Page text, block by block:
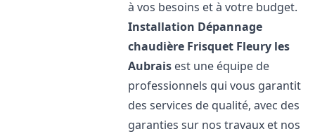
à vos besoins et à votre budget.
Installation Dépannage
chaudière Frisquet Fleury les
Aubrais est une équipe de
professionnels qui vous garantit
des services de qualité, avec des
garanties sur nos travaux et nos